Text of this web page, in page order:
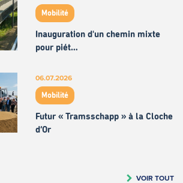
Mobilité
Inauguration d'un chemin mixte
pour piét…
06.07.2026
Mobilité
Futur « Tramsschapp » à la Cloche
d’Or
VOIR TOUT